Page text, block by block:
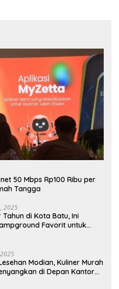
50 Mbps Rp100 Ribu per
Tangga
2025
Tahun di Kota Batu, Ini
Favorit untuk
Modian, Kuliner Murah
di Depan Kantor